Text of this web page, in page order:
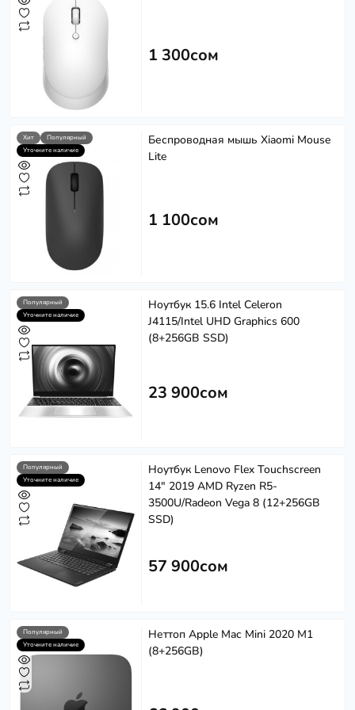
1 300сом
Хит
Популярный
Уточните наличие
Беспроводная мышь Xiaomi Mouse
Lite
1 100сом
Популярный
Уточните наличие
Ноутбук 15.6 Intel Celeron
J4115/Intel UHD Graphics 600
(8+256GB SSD)
23 900сом
Популярный
Уточните наличие
Ноутбук Lenovo Flex Touchscreen
14" 2019 AMD Ryzen R5-
3500U/Radeon Vega 8 (12+256GB
SSD)
57 900сом
Популярный
Уточните наличие
Неттоп Apple Mac Mini 2020 M1
(8+256GB)
S Softech
Эффективность в каждом решении
Powered by
S
Чем можем помочь?